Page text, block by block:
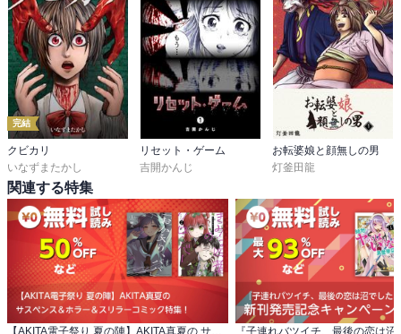
完結
クビカリ
いなずまたかし
リセット・ゲーム
吉開かんじ
お転婆娘と顔無しの男
灯釜田龍
関連する特集